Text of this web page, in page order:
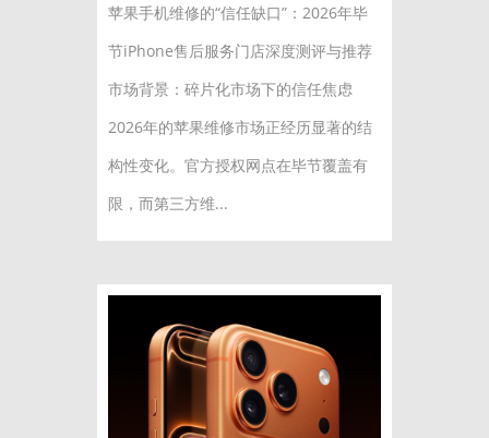
苹果手机维修的“信任缺口”：2026年毕
节iPhone售后服务门店深度测评与推荐
市场背景：碎片化市场下的信任焦虑
2026年的苹果维修市场正经历显著的结
构性变化。官方授权网点在毕节覆盖有
限，而第三方维...